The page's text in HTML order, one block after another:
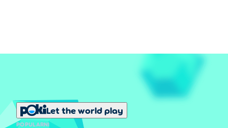
Let the world play
POPULARNI